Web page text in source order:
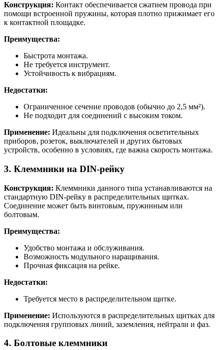
Конструкция: Контакт обеспечивается сжатием провода при
помощи встроенной пружины, которая плотно прижимает его
к контактной площадке.
Преимущества:
Быстрота монтажа.
Не требуется инструмент.
Устойчивость к вибрациям.
Недостатки:
Ограниченное сечение проводов (обычно до 2,5 мм²).
Не подходит для соединений с высоким током.
Применение: Идеальны для подключения осветительных
приборов, розеток, выключателей и других бытовых
устройств, особенно в условиях, где важна скорость монтажа.
3. Клеммники на DIN-рейку
Конструкция: Клеммники данного типа устанавливаются на
стандартную DIN-рейку в распределительных щитках.
Соединение может быть винтовым, пружинным или
болтовым.
Преимущества:
Удобство монтажа и обслуживания.
Возможность модульного наращивания.
Прочная фиксация на рейке.
Недостатки:
Требуется место в распределительном щитке.
Применение: Используются в распределительных щитках для
подключения групповых линий, заземления, нейтрали и фаз.
4. Болтовые клеммники